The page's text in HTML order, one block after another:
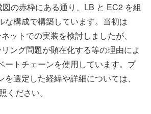
の赤枠にある通り、LB と EC2 を組
な構成で構築しています。当初は
ットでの実装を検討しましたが、
ング問題が顕在化する等の理由によ
ートチェーンを使用しています。プ
選定した経緯や詳細については、
ください。